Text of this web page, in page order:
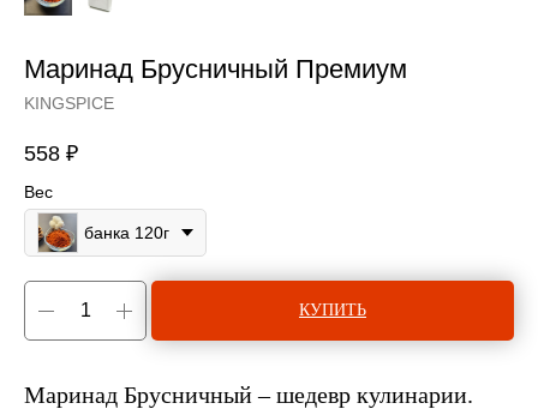
Маринад Брусничный Премиум
KINGSPICE
558 ₽
Вес
банка 120г
КУПИТЬ
Маринад Брусничный – шедевр кулинарии.